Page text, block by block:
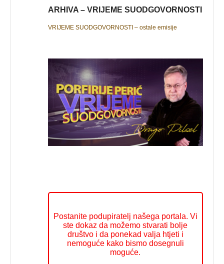
ARHIVA – VRIJEME SUODGOVORNOSTI
VRIJEME SUODGOVORNOSTI – ostale emisije
Postanite podupiratelj našega portala. Vi
ste dokaz da možemo stvarati bolje
društvo i da ponekad valja htjeti i
nemoguće kako bismo dosegnuli
moguće.